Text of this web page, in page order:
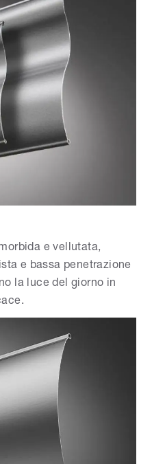
e vellutata,
e bassa penetrazione
la luce del giorno in